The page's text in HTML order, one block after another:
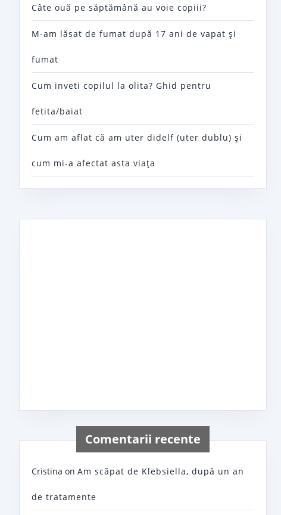
Câte ouă pe săptămână au voie copiii?
M-am lăsat de fumat după 17 ani de vapat şi
fumat
Cum inveti copilul la olita? Ghid pentru
fetita/baiat
Cum am aflat că am uter didelf (uter dublu) şi
cum mi-a afectat asta viaţa
Comentarii recente
Cristina on Am scăpat de Klebsiella, după un an
de tratamente